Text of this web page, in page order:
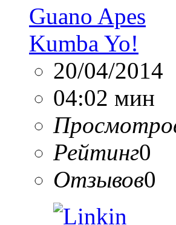
Guano Apes
Kumba Yo!
20/04/2014
04:02 мин
Рейтинг0
Отзывов0